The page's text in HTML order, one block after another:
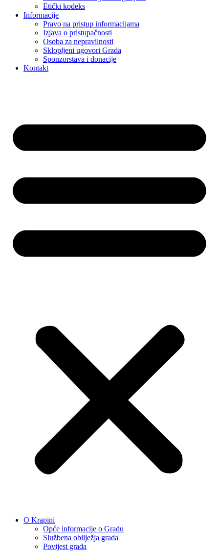
Etički kodeks
Informacije
Pravo na pristup informacijama
Izjava o pristupačnosti
Osoba za nepravilnosti
Sklopljeni ugovori Grada
Sponzorstava i donacije
Kontakt
O Krapini
Opće informacije o Gradu
Službena obilježja grada
Povijest grada